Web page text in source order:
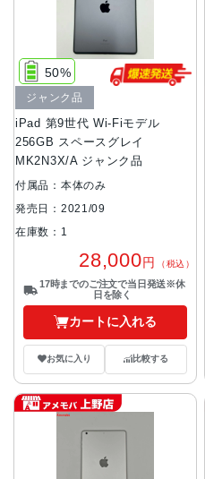
iPad 第9世代 Wi-Fiモデル
256GB スペースグレイ
MK2N3X/A ジャンク品
50%
ジャンク品
付属品：本体のみ
発売日：2021/09
在庫数：1
28,000円 （税込）
17時までのご注文で当日発送※休
日を除く
カートに入れる
お気に入り 比較する